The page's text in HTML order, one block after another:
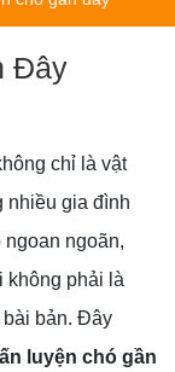
Đây
chỉ là vật
nhiều gia đình
ngoãn,
không phải là
bản. Đây
luyện chó gần